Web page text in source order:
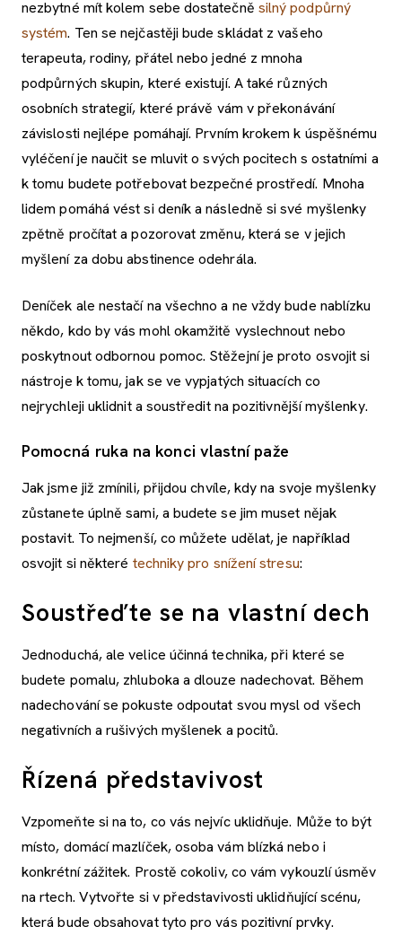
nezbytné mít kolem sebe dostatečně silný podpůrný
systém. Ten se nejčastěji bude skládat z vašeho
terapeuta, rodiny, přátel nebo jedné z mnoha
podpůrných skupin, které existují. A také různých
osobních strategií, které právě vám v překonávání
závislosti nejlépe pomáhají. Prvním krokem k úspěšnému
vyléčení je naučit se mluvit o svých pocitech s ostatními a
k tomu budete potřebovat bezpečné prostředí. Mnoha
lidem pomáhá vést si deník a následně si své myšlenky
zpětně pročítat a pozorovat změnu, která se v jejich
myšlení za dobu abstinence odehrála.
Deníček ale nestačí na všechno a ne vždy bude nablízku
někdo, kdo by vás mohl okamžitě vyslechnout nebo
poskytnout odbornou pomoc. Stěžejní je proto osvojit si
nástroje k tomu, jak se ve vypjatých situacích co
nejrychleji uklidnit a soustředit na pozitivnější myšlenky.
Pomocná ruka na konci vlastní paže
Jak jsme již zmínili, přijdou chvíle, kdy na svoje myšlenky
zůstanete úplně sami, a budete se jim muset nějak
postavit. To nejmenší, co můžete udělat, je například
osvojit si některé techniky pro snížení stresu:
Soustřeďte se na vlastní dech
Jednoduchá, ale velice účinná technika, při které se
budete pomalu, zhluboka a dlouze nadechovat. Během
nadechování se pokuste odpoutat svou mysl od všech
negativních a rušivých myšlenek a pocitů.
Řízená představivost
Vzpomeňte si na to, co vás nejvíc uklidňuje. Může to být
místo, domácí mazlíček, osoba vám blízká nebo i
konkrétní zážitek. Prostě cokoliv, co vám vykouzlí úsměv
na rtech. Vytvořte si v představivosti uklidňující scénu,
která bude obsahovat tyto pro vás pozitivní prvky.